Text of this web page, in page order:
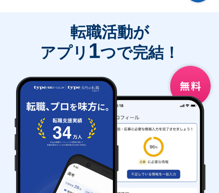
転職活動が
アプリ 1つで完結！